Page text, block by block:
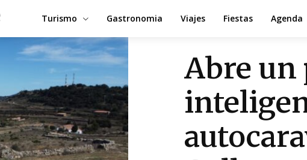
Turismo Gastronomia Viajes Fiestas Agenda
Abre